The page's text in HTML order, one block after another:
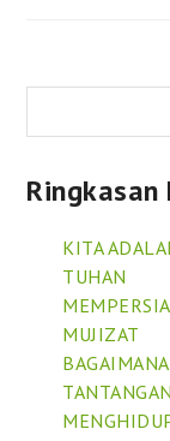
KITA
TUHAN
MUJIZAT